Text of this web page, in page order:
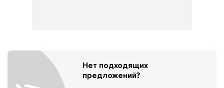
Нет подходящих
предложений?